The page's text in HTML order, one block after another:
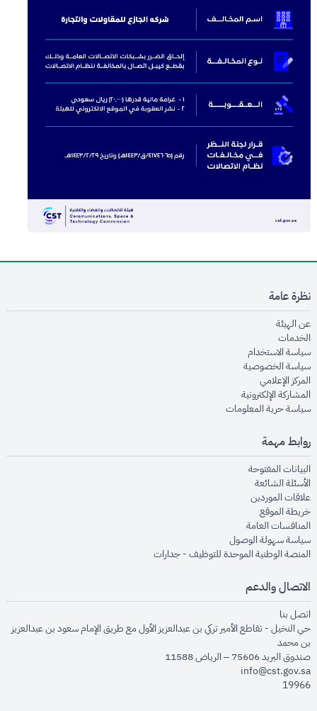
نظرة عامة
عن الهيئةopens in new window
الخدماتopens in new window
سياسة الاستخدام
سياسة الخصوصيةopens in new window
المركز الإعلاميopens in new window
المشاركة الإلكترونيةopens in new window
سياسة حرية المعلوماتopens in new window
روابط مهمة
البيانات المفتوحةopens in new window
الأسئلة الشائعةopens in new window
علاقات الموردينopens in new window
خريطة الموقعopens in new window
المنافسات العامةopens in new window
سياسة سهولة الوصولopens in new window
المنصة الوطنية الموحدة للتوظيف - جداراتopens in new window
الاتصال والدعم
اتصل بنا
حي النخيل - تقاطع الأمير تركي بن عبدالعزيز الأول مع طريق الإمام سعود بن عبدالعزيز
بن محمد
صندوق البريد 75606 – الرياض 11588
info@cst.gov.sa
19966